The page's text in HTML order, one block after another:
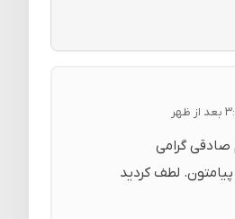
صادقی گرامی
لطف کردید